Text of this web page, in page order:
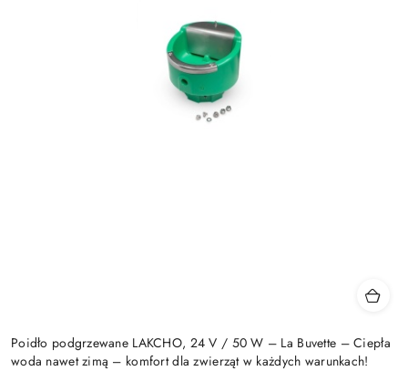
Poidło podgrzewane LAKCHO, 24 V / 50 W – La Buvette – Ciepła
woda nawet zimą – komfort dla zwierząt w każdych warunkach!